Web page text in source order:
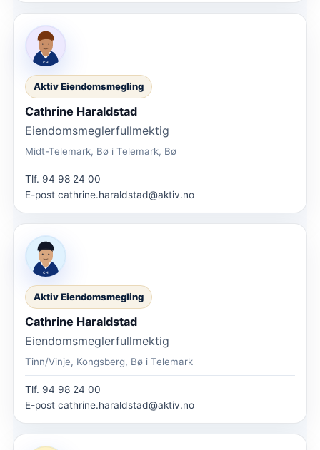
Aktiv Eiendomsmegling
Cathrine Haraldstad
Eiendomsmeglerfullmektig
Midt-Telemark, Bø i Telemark, Bø
Tlf. 94 98 24 00
E-post cathrine.haraldstad@aktiv.no
Aktiv Eiendomsmegling
Cathrine Haraldstad
Eiendomsmeglerfullmektig
Tinn/Vinje, Kongsberg, Bø i Telemark
Tlf. 94 98 24 00
E-post cathrine.haraldstad@aktiv.no